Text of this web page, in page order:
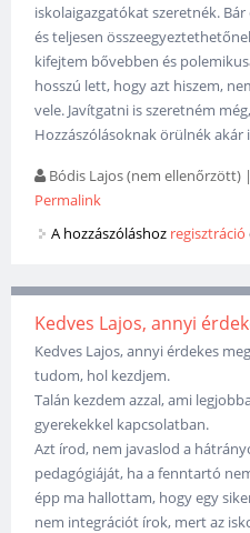
iskolaigazgatókat szeretnék.
és teljesen
kifejtem bővebben és
hosszú lett, hogy azt hiszem,
vele. Javítgatni is szeretném
Hozzászólásoknak örülnék
Bódis Lajos (nem ellenőrzött)
Permalink
A hozzászóláshoz regisztráció
Kedves Lajos, annyi
Kedves Lajos, annyi érdekes
tudom, hol kezdjem.
Talán kezdem azzal, ami
gyerekekkel kapcsolatban.
Azt írod, nem javaslod a
pedagógiáját, ha a fenntartó
épp ma hallottam, hogy egy
nem integrációt írok, mert az